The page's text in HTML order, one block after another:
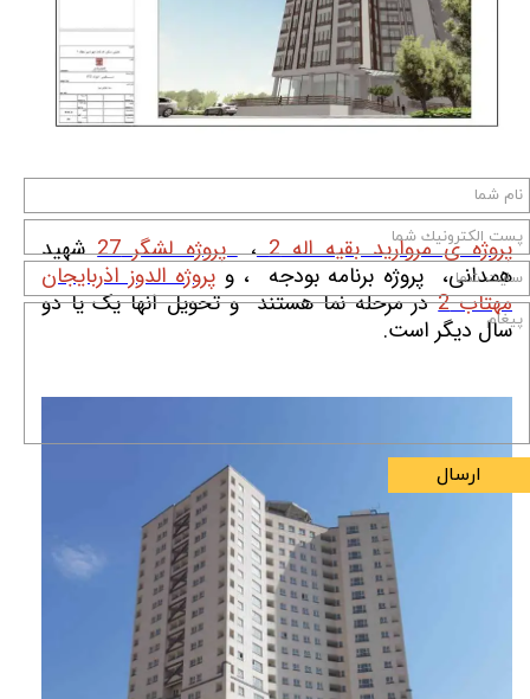
پروژه ی مروارید بقیه اله 2 ،پروژه لشگر 27
شهید
همدانی، پروژه برنامه بودجه ،و پروژه الدوز اذربایجان
مهتاب 2 در مرحله نما هستند و تحویل انها یک یا دو
سال دیگر است.
ارسال